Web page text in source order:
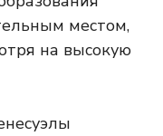
местом,
на высокую